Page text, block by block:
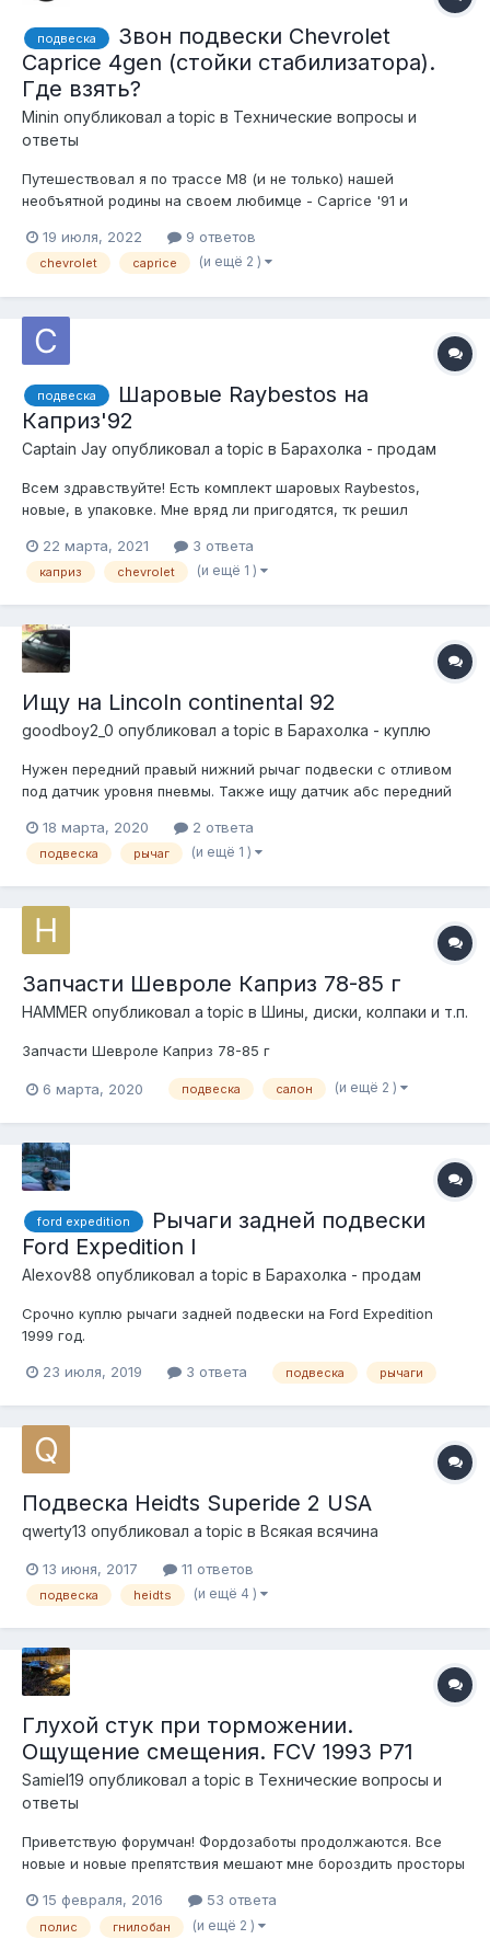
подвеска
Звон подвески Chevrolet
Caprice 4gen (стойки стабилизатора).
Где взять?
Minin опубликовал a topic в Технические вопросы и
ответы
Путешествовал я по трассе М8 (и не только) нашей
необъятной родины на своем любимце - Caprice '91 и
Подумал было, что это мозг так проецирует эйфорию, но нет
- это начали передавать привет стойки стабилизатора. В
19 июля, 2022 9 ответов
chevrolet caprice (и ещё 2 )
подвеска
Шаровые Raybestos на
Каприз'92
Captain Jay опубликовал a topic в Барахолка - продам
Всем здравствуйте! Есть комплект шаровых Raybestos,
новые, в упаковке. Мне вряд ли пригодятся, тк решил
завалялись у кого? 9.5 р.
22 марта, 2021 3 ответа
каприз chevrolet (и ещё 1 )
Ищу на Lincoln continental 92
goodboy2_0 опубликовал a topic в Барахолка - куплю
Нужен передний правый нижний рычаг подвески с отливом
под датчик уровня пневмы. Также ищу датчик абс передний
отличном. Может у кого найдётся.
18 марта, 2020 2 ответа
подвеска рычаг (и ещё 1 )
Запчасти Шевроле Каприз 78-85 г
HAMMER опубликовал a topic в Шины, диски, колпаки и т.п.
Запчасти Шевроле Каприз 78-85 г
6 марта, 2020 подвеска салон (и ещё 2 )
ford expedition
Рычаги задней подвески
Ford Expedition l
Alexov88 опубликовал a topic в Барахолка - продам
Срочно куплю рычаги задней подвески на Ford Expedition
1999 год.
23 июля, 2019 3 ответа подвеска рычаги
Подвеска Heidts Superide 2 USA
qwerty13 опубликовал a topic в Всякая всячина
13 июня, 2017 11 ответов
подвеска heidts (и ещё 4 )
Глухой стук при торможении.
Ощущение смещения. FCV 1993 P71
Samiel19 опубликовал a topic в Технические вопросы и
ответы
Приветствую форумчан! Фордозаботы продолжаются. Все
новые и новые препятствия мешают мне бороздить просторы
(или что имеет меня): При резком торможении (ну или даже
не очень резком, но точно не всегда), в последний его
15 февраля, 2016 53 ответа
полис гнилобан (и ещё 2 )